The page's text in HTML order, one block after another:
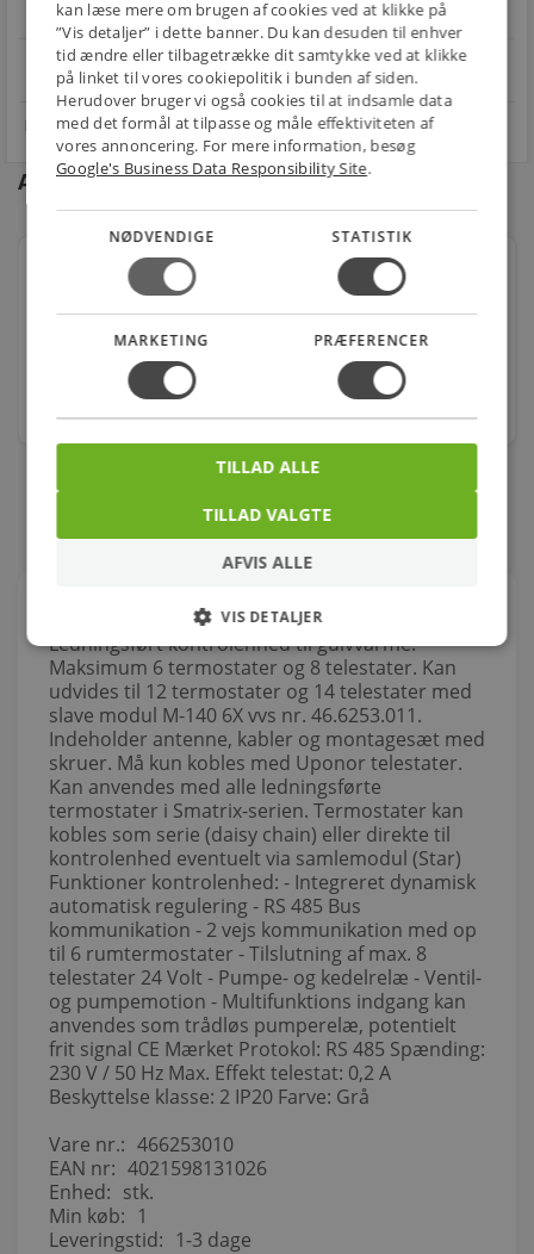
Fra 29,00 kr. Nem returnering
star4.1 på Trustpilot 11,691 anmeldelser
Andre kunder købte også
Uponor Smatrix slave modul til kontrolenhed
trådløs m-160 6x
Varenr.: 466251011
515,00 kr.
stk.
Om produktet
Ledningsført kontrolenhed til gulvvarme.
Maksimum 6 termostater og 8 telestater. Kan
udvides til 12 termostater og 14 telestater med
slave modul M-140 6X vvs nr. 46.6253.011.
Indeholder antenne, kabler og montagesæt med
skruer. Må kun kobles med Uponor telestater.
Kan anvendes med alle ledningsførte
termostater i Smatrix-serien. Termostater kan
kobles som serie (daisy chain) eller direkte til
kontrolenhed eventuelt via samlemodul (Star)
Funktioner kontrolenhed: - Integreret dynamisk
automatisk regulering - RS 485 Bus
kommunikation - 2 vejs kommunikation med op
til 6 rumtermostater - Tilslutning af max. 8
telestater 24 Volt - Pumpe- og kedelrelæ - Ventil-
og pumpemotion - Multifunktions indgang kan
anvendes som trådløs pumperelæ, potentielt
frit signal CE Mærket Protokol: RS 485 Spænding:
230 V / 50 Hz Max. Effekt telestat: 0,2 A
Beskyttelse klasse: 2 IP20 Farve: Grå
Vare nr.: 466253010
EAN nr: 4021598131026
Enhed: stk.
Min køb: 1
Leveringstid: 1-3 dage
kan læse mere om brugen af cookies ved at klikke på
”Vis detaljer” i dette banner. Du kan desuden til enhver
tid ændre eller tilbagetrække dit samtykke ved at klikke
på linket til vores cookiepolitik i bunden af siden.
Herudover bruger vi også cookies til at indsamle data
med det formål at tilpasse og måle effektiviteten af
vores annoncering. For mere information, besøg
Google's Business Data Responsibility Site.
NØDVENDIGE STATISTIK
MARKETING PRÆFERENCER
TILLAD VALGTE
TILLAD ALLE
AFVIS ALLE
VIS DETALJER